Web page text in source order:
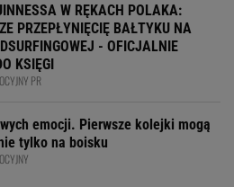
W RĘKACH POLAKA:
PRZEPŁYNIĘCIĘ BAŁTYKU NA
- OFICJALNIE
KSIĘGI
PR
emocji. Pierwsze kolejki mogą
tylko na boisku